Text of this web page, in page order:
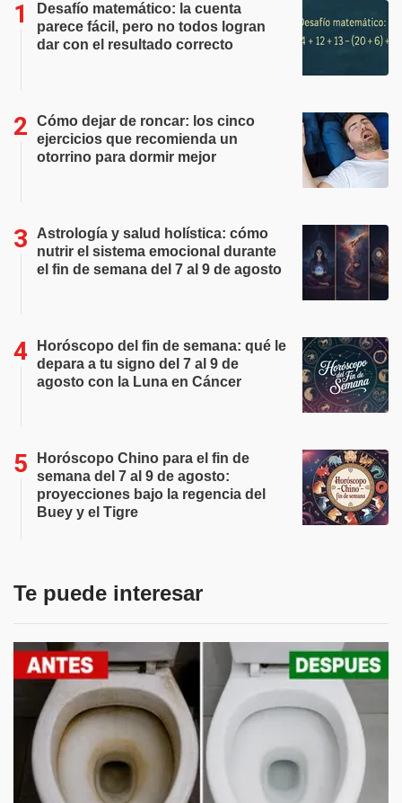
Desafío matemático: la cuenta
parece fácil, pero no todos logran
dar con el resultado correcto
Cómo dejar de roncar: los cinco
ejercicios que recomienda un
otorrino para dormir mejor
Astrología y salud holística: cómo
nutrir el sistema emocional durante
el fin de semana del 7 al 9 de agosto
Horóscopo del fin de semana: qué le
depara a tu signo del 7 al 9 de
agosto con la Luna en Cáncer
Horóscopo Chino para el fin de
semana del 7 al 9 de agosto:
proyecciones bajo la regencia del
Buey y el Tigre
Te puede interesar